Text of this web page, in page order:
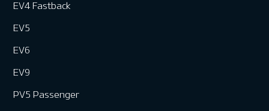
EV4 Fastback
EV5
EV6
EV9
PV5 Passenger